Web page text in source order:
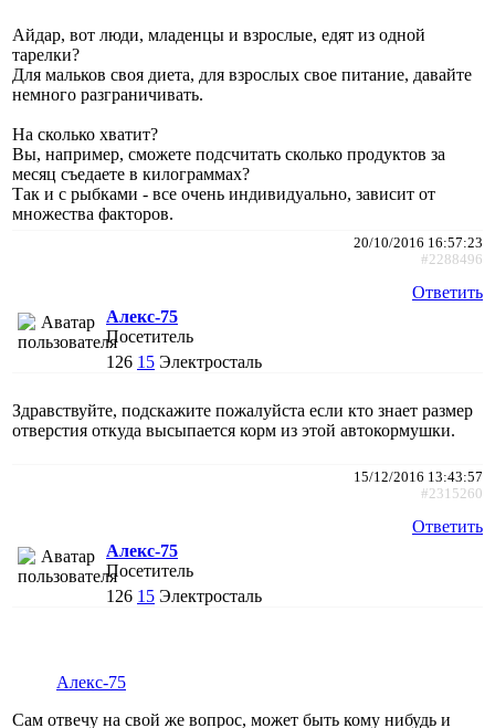
Айдар, вот люди, младенцы и взрослые, едят из одной
тарелки?
Для мальков своя диета, для взрослых свое питание, давайте
немного разграничивать.
На сколько хватит?
Вы, например, сможете подсчитать сколько продуктов за
месяц съедаете в килограммах?
Так и с рыбками - все очень индивидуально, зависит от
множества факторов.
20/10/2016 16:57:23
#2288496
Ответить
Алекс-75
Посетитель
126 15 Электросталь
Здравствуйте, подскажите пожалуйста если кто знает размер
отверстия откуда высыпается корм из этой автокормушки.
15/12/2016 13:43:57
#2315260
Ответить
Алекс-75
Посетитель
126 15 Электросталь
Алекс-75
Сам отвечу на свой же вопрос, может быть кому нибудь и